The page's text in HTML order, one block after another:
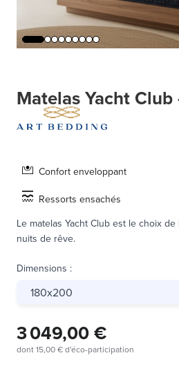
Matelas Yacht
Confort enveloppant
Ressorts ensachés
Le matelas Yacht Club est le choix
nuits de rêve.
Dimensions :
180x200
3 049,00 €
dont15,00 €d'éco-participation